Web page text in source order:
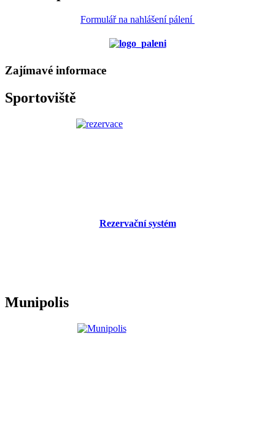
Formulář na nahlášení pálení
Zajímavé informace
Sportoviště
Rezervační systém
Munipolis